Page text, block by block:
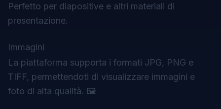
Perfetto per diapositive e altri materiali di
presentazione.
Immagini
La piattaforma supporta i formati JPG, PNG e
TIFF, permettendoti di visualizzare immagini e
foto di alta qualità. 🖼️